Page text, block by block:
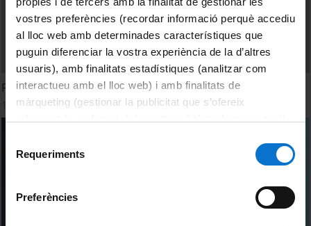
vostres preferències (recordar informació perquè accediu
al lloc web amb determinades característiques que
puguin diferenciar la vostra experiència de la d’altres
usuaris), amb finalitats estadístiques (analitzar com
interactueu amb el lloc web) i amb finalitats de
màrqueting (gestionar la publicitat que s’ofereix
consultar laPolítica de galetes del lloc web de la
Requeriments
Preferències
Prácticas de programación
1 Diciembre, 2011